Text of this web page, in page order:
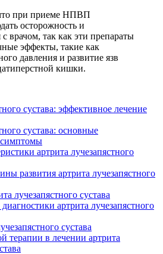
при приеме НПВП
осторожность и
с врачом, так как эти препараты
эффекты, такие как
давления и развитие язв
кишки.
сустава: эффективное лечение
сустава: основные
симптомы
артрита лучезапястного
развития артрита лучезапястного
лучезапястного сустава
артрита лучезапястного
сустава
терапии в лечении артрита